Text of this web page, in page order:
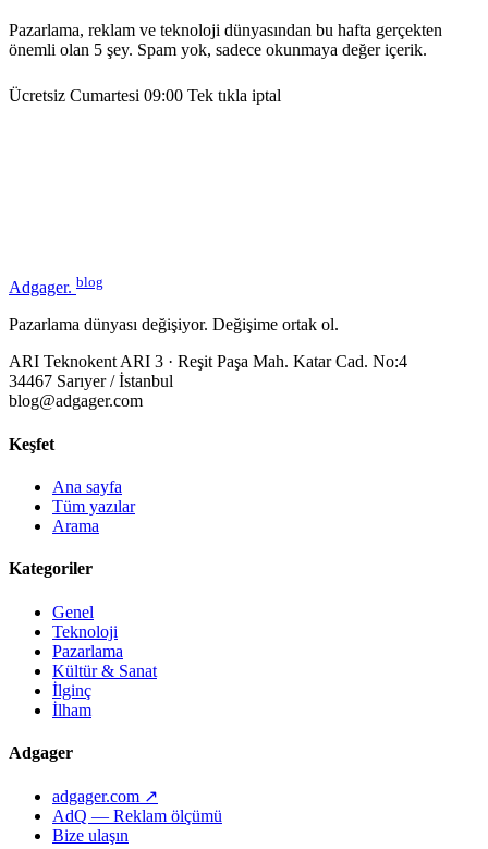
Pazarlama, reklam ve teknoloji dünyasından bu hafta gerçekten
önemli olan 5 şey. Spam yok, sadece okunmaya değer içerik.
Ücretsiz Cumartesi 09:00 Tek tıkla iptal
Adgager. blog
Pazarlama dünyası değişiyor. Değişime ortak ol.
ARI Teknokent ARI 3 · Reşit Paşa Mah. Katar Cad. No:4
34467 Sarıyer / İstanbul
blog@adgager.com
Keşfet
Ana sayfa
Tüm yazılar
Arama
Kategoriler
Genel
Teknoloji
Pazarlama
Kültür & Sanat
İlginç
İlham
Adgager
adgager.com ↗
AdQ — Reklam ölçümü
Bize ulaşın